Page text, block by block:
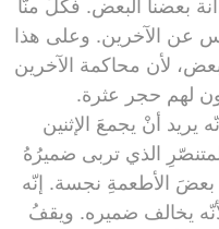
عن الآخرين. وعلى هذا
لأن محاكمة الآخرين
لهم حجر عثرة.
أنْ يجمعَ الإثنين
الذي تربى ضميرُهُ
بعضَ الأطعمةِ نجسة. إنّه
يخالف ضميره. ويقفُ